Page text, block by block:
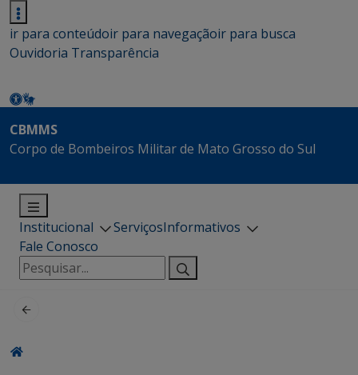
ir para conteúdoir para navegaçãoir para busca
Ouvidoria Transparência
CBMMS
Corpo de Bombeiros Militar de Mato Grosso do Sul
Institucional ServiçosInformativos
Fale Conosco
Pesquisar
por: